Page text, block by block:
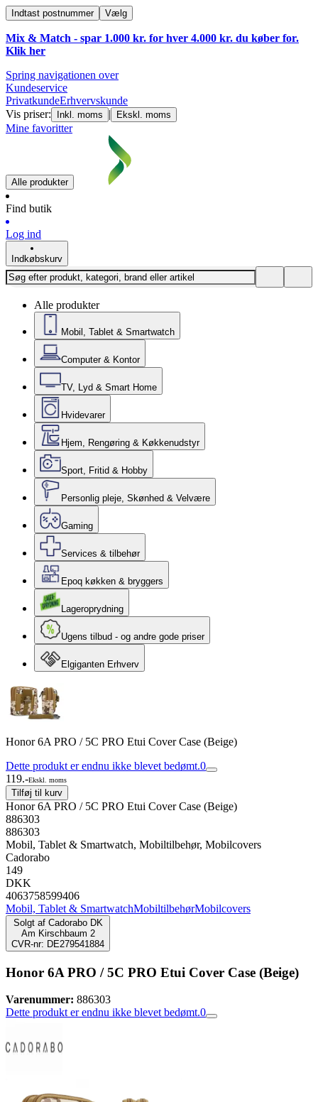
Indtast postnummer Vælg
Mix & Match - spar 1.000 kr. for hver 4.000 kr. du køber for.
Klik her
Spring navigationen over
Kundeservice
PrivatkundeErhvervskunde
Vis priser:
Inkl. moms | Ekskl. moms
Mine favoritter
Alle produkter
Find butik
Log ind
Indkøbskurv
Alle produkter
Mobil, Tablet & Smartwatch
Computer & Kontor
TV, Lyd & Smart Home
Hvidevarer
Hjem, Rengøring & Køkkenudstyr
Sport, Fritid & Hobby
Personlig pleje, Skønhed & Velvære
Gaming
Services & tilbehør
Epoq køkken & bryggers
Lageroprydning
Ugens tilbud - og andre gode priser
Elgiganten Erhverv
Honor 6A PRO / 5C PRO Etui Cover Case (Beige)
Dette produkt er endnu ikke blevet bedømt.0
119.-Ekskl. moms
Tilføj til kurv
Honor 6A PRO / 5C PRO Etui Cover Case (Beige)
886303
886303
Mobil, Tablet & Smartwatch, Mobiltilbehør, Mobilcovers
Cadorabo
149
DKK
4063758599406
Mobil, Tablet & SmartwatchMobiltilbehørMobilcovers
Solgt af Cadorabo DK
Am Kirschbaum 2
CVR-nr: DE279541884
Honor 6A PRO / 5C PRO Etui Cover Case (Beige)
Varenummer: 886303
Dette produkt er endnu ikke blevet bedømt.0